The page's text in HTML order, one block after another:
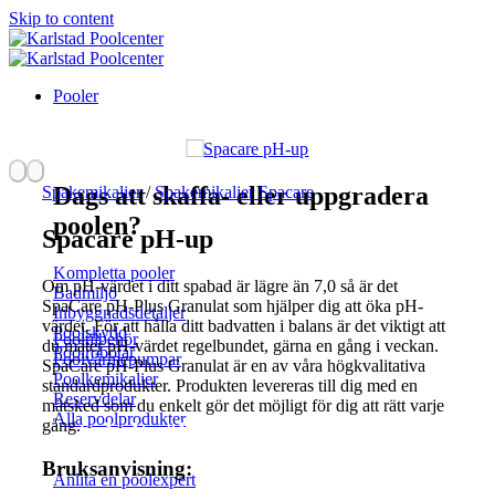
Skip to content
Pooler
Dags att skaffa- eller uppgradera
poolen?
Kompletta pooler
Badmiljö
Inbyggnadsdetaljer
Poolskydd
Poolrobotar
Pooltilbehör
Poolvärmepumpar
Poolkemikalier
Reservdelar
Alla poolprodukter
Inte helt säker?
Anlita en poolexpert
Spakemikalier / Spakemikalier Spacare
Spacare pH-up
Om pH-värdet i ditt spabad är lägre än 7,0 så är det
SpaCare pH-Plus Granulat som hjälper dig att öka pH-
värdet. För att hålla ditt badvatten i balans är det viktigt att
du mäter pH-värdet regelbundet, gärna en gång i veckan.
SpaCare pH-Plus Granulat är en av våra högkvalitativa
standardprodukter. Produkten levereras till dig med en
mätsked som du enkelt gör det möjligt för dig att rätt varje
gång.
Bruksanvisning: